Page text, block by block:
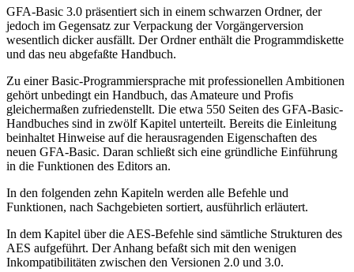
GFA-Basic 3.0 präsentiert sich in einem schwarzen Ordner, der
jedoch im Gegensatz zur Verpackung der Vorgängerversion
wesentlich dicker ausfällt. Der Ordner enthält die Programmdiskette
und das neu abgefaßte Handbuch.
Zu einer Basic-Programmiersprache mit professionellen Ambitionen
gehört unbedingt ein Handbuch, das Amateure und Profis
gleichermaßen zufriedenstellt. Die etwa 550 Seiten des GFA-Basic-
Handbuches sind in zwölf Kapitel unterteilt. Bereits die Einleitung
beinhaltet Hinweise auf die herausragenden Eigenschaften des
neuen GFA-Basic. Daran schließt sich eine gründliche Einführung
in die Funktionen des Editors an.
In den folgenden zehn Kapiteln werden alle Befehle und
Funktionen, nach Sachgebieten sortiert, ausführlich erläutert.
In dem Kapitel über die AES-Befehle sind sämtliche Strukturen des
AES aufgeführt. Der Anhang befaßt sich mit den wenigen
Inkompatibilitäten zwischen den Versionen 2.0 und 3.0.